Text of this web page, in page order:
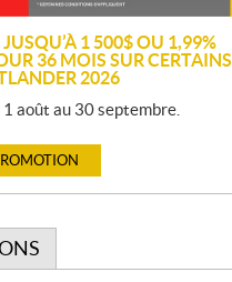
1 500$ OU 1,99%
36 MOIS SUR CERTAINS
2026
août au 30 septembre.